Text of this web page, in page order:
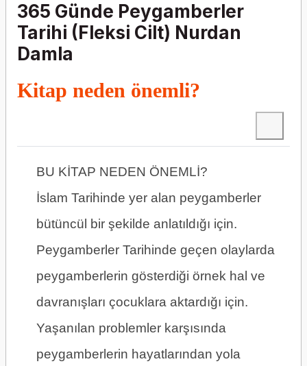
365 Günde Peygamberler
Tarihi (Fleksi Cilt) Nurdan
Damla
Kitap neden önemli?
BU KİTAP NEDEN ÖNEMLİ?
İslam Tarihinde yer alan peygamberler
bütüncül bir şekilde anlatıldığı için.
Peygamberler Tarihinde geçen olaylarda
peygamberlerin gösterdiği örnek hal ve
davranışları çocuklara aktardığı için.
Yaşanılan problemler karşısında
peygamberlerin hayatlarından yola